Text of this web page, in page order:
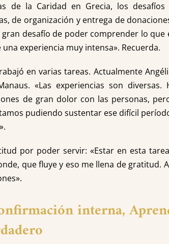
de la Caridad en Grecia, los
de organización y entrega de
gran desafío de poder comprender lo
experiencia muy intensa». Recuerda.
en varias tareas. Actualmente
«Las experiencias son
de gran dolor con las personas,
pudiendo sustentar ese difícil
por poder servir: «Estar en esta
que fluye y eso me llena de gratitud.
interna,